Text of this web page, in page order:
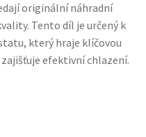
originální náhradní
Tento díl je určený k
který hraje klíčovou
efektivní chlazení.